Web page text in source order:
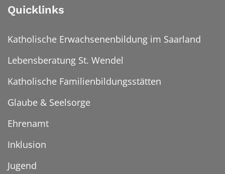
Quicklinks
Katholische Erwachsenenbildung im Saarland
Lebensberatung St. Wendel
Katholische Familienbildungsstätten
Glaube & Seelsorge
Ehrenamt
Inklusion
Jugend